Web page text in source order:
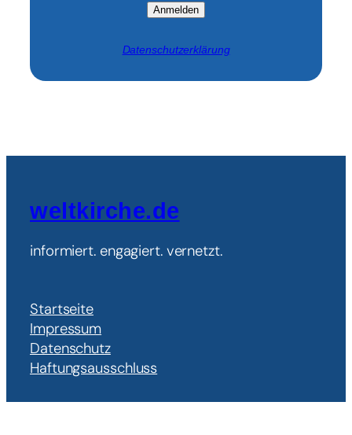
Anmelden
Datenschutzerklärung
weltkirche.de
informiert. engagiert. vernetzt.
Startseite
Impressum
Datenschutz
Haftungsausschluss